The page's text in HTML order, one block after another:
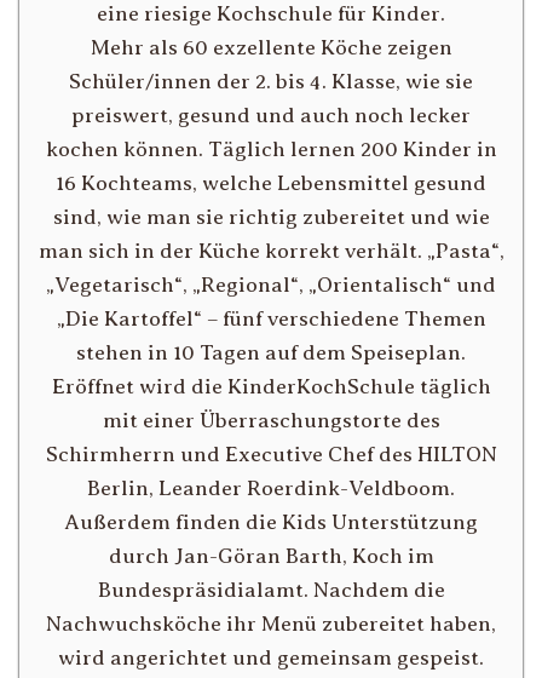
eine riesige Kochschule für Kinder.
Mehr als 60 exzellente Köche zeigen
Schüler/innen der 2. bis 4. Klasse, wie sie
preiswert, gesund und auch noch lecker
kochen können. Täglich lernen 200 Kinder in
16 Kochteams, welche Lebensmittel gesund
sind, wie man sie richtig zubereitet und wie
man sich in der Küche korrekt verhält. „Pasta“,
„Vegetarisch“, „Regional“, „Orientalisch“ und
„Die Kartoffel“ – fünf verschiedene Themen
stehen in 10 Tagen auf dem Speiseplan.
Eröffnet wird die KinderKochSchule täglich
mit einer Überraschungstorte des
Schirmherrn und Executive Chef des HILTON
Berlin, Leander Roerdink-Veldboom.
Außerdem finden die Kids Unterstützung
durch Jan-Göran Barth, Koch im
Bundespräsidialamt. Nachdem die
Nachwuchsköche ihr Menü zubereitet haben,
wird angerichtet und gemeinsam gespeist.